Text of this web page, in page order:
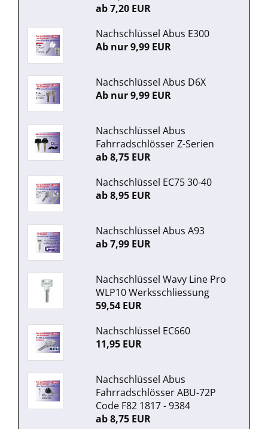
ab 7,20 EUR
Nachschlüssel Abus E300
Ab nur 9,99 EUR
Nachschlüssel Abus D6X
Ab nur 9,99 EUR
Nachschlüssel Abus
Fahrradschlösser Z-Serien
ab 8,75 EUR
Nachschlüssel EC75 30-40
ab 8,95 EUR
Nachschlüssel Abus A93
ab 7,99 EUR
Nachschlüssel Wavy Line Pro
WLP10 Werksschliessung
59,54 EUR
Nachschlüssel EC660
11,95 EUR
Nachschlüssel Abus
Fahrradschlösser ABU-72P
Code F82 1817 - 9384
ab 8,75 EUR